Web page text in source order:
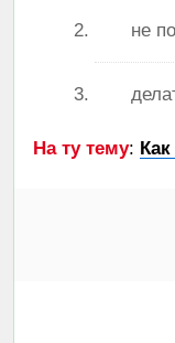
не
На ту тему: